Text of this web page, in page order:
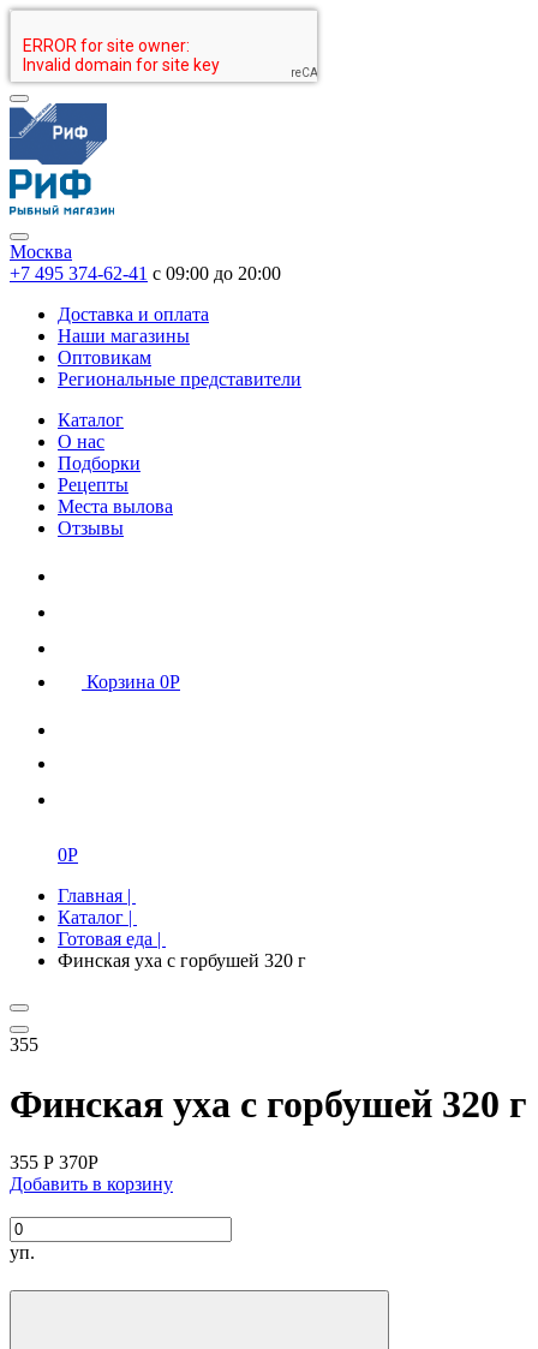
Москва
+7 495 374-62-41 c 09:00 до 20:00
Доставка и оплата
Наши магазины
Оптовикам
Региональные представители
Каталог
О нас
Подборки
Рецепты
Места вылова
Отзывы
Корзина 0Р
0Р
Главная |
Каталог |
Готовая еда |
Финская уха с горбушей 320 г
355
Финская уха с горбушей 320 г
355 Р 370Р
Добавить в корзину
уп.